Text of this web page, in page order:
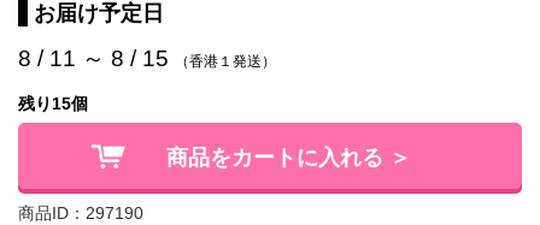
お届け予定日
8 / 11 ～ 8 / 15 （香港１発送）
残り15個
商品をカートに入れる ＞
商品ID：297190